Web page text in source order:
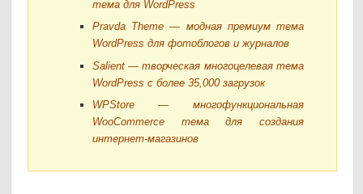
тема для WordPress
Pravda Theme — модная премиум тема
WordPress для фотоблогов и журналов
Salient — творческая многоцелевая тема
WordPress с более 35,000 загрузок
WPStore — многофункциональная
WooCommerce тема для создания
интернет-магазинов